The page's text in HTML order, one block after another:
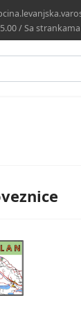
/ Sa strankama